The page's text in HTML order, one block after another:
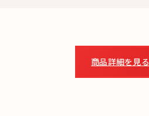
商品詳細を見る